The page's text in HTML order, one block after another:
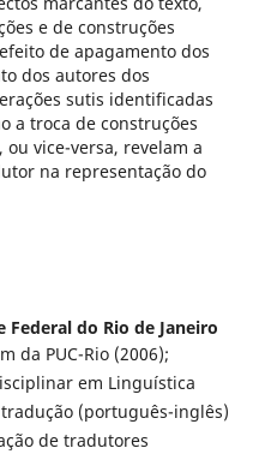
e de construções
de apagamento dos
dos autores dos
sutis identificadas
a troca de construções
ou vice-versa, revelam a
na representação do
Federal do Rio de Janeiro
da PUC-Rio (2006);
em Linguística
(português-inglês)
de tradutores